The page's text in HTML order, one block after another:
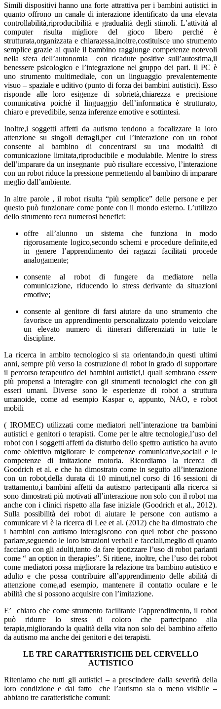
Simili dispositivi hanno una forte attrattiva per i bambini autistici in
quanto offrono un canale di interazione identificato da una elevata
controllabilità,riproducibilità e gradualità degli stimoli. L’attività al
computer risulta migliore del gioco libero perché è
strutturata,organizzata e chiara;essa,inoltre,costituisce uno strumento
semplice grazie al quale il bambino raggiunge competenze notevoli
nella sfera dell’autonomia con ricadute positive sull’autostima,il
benessere psicologico e l’integrazione nel gruppo dei pari. Il PC è
uno strumento multimediale, con un linguaggio prevalentemente
visuo – spaziale e uditivo (punto di forza dei bambini autistici). Esso
risponde alle loro esigenze di sobrietà,chiarezza e precisione
comunicativa poiché il linguaggio dell’informatica è strutturato,
chiaro e prevedibile, senza inferenze emotive e sottintesi.
Inoltre,i soggetti affetti da autismo tendono a focalizzare la loro
attenzione su singoli dettagli,per cui l’interazione con un robot
consente al bambino di concentrarsi su una modalità di
comunicazione limitata,riproducibile e modulabile. Mentre lo stress
dell’imparare da un insegnante può risultare eccessivo, l’interazione
con un robot riduce la pressione permettendo al bambino di imparare
meglio dall’ambiente.
In altre parole , il robot risulta “più semplice” delle persone e per
questo può funzionare come ponte con il mondo esterno. L’utilizzo
dello strumento reca numerosi benefici:
offre all’alunno un sistema che funziona in modo
rigorosamente logico,secondo schemi e procedure definite,ed
in genere l’apprendimento dei ragazzi facilitati procede
analogamente;
consente al robot di fungere da mediatore nella
comunicazione, riducendo lo stress derivante da situazioni
emotive;
consente al genitore di farsi aiutare da uno strumento che
favorisce un apprendimento personalizzato potendo veicolare
un elevato numero di itinerari differenziati in tutte le
discipline.
La ricerca in ambito tecnologico si sta orientando,in questi ultimi
anni, sempre più verso la costruzione di robot in grado di supportare
il percorso terapeutico dei bambini autistici,i quali sembrano essere
più propensi a interagire con gli strumenti tecnologici che con gli
esseri umani. Diverse sono le esperienze di robot a struttura
umanoide, come ad esempio Kaspar o, appunto, NAO, e robot
mobili
( IROMEC) utilizzati come mediatori nell’interazione tra bambini
autistici e genitori o terapisti. Come per le altre tecnologie,l’uso del
robot con i soggetti affetti da disturbo dello spettro autistico ha avuto
come obiettivo migliorare le competenze comunicative,sociali e le
competenze di imitazione motoria. Ricordiamo la ricerca di
Goodrich et al. e che ha dimostrato come in seguito all’interazione
con un robot,della durata di 10 minuti,nel corso di 16 sessioni di
trattamento,i bambini affetti da autismo partecipanti alla ricerca si
sono dimostrati più motivati all’interazione non solo con il robot ma
anche con i clinici rispetto alla fase iniziale (Goodrich et al., 2012).
Sulla possibilità dei robot di aiutare le persone con autismo a
comunicare vi è la ricerca di Lee et al. (2012) che ha dimostrato che
i bambini con autismo interagiscono con quei robot che possono
parlare,seguendo le loro istruzioni verbali e facciali,meglio di quanto
facciano con gli adulti,tanto da fare ipotizzare l’uso di robot parlanti
come “ an option in therapies”. Si ritiene, inoltre, che l’uso dei robot
come mediatori possa migliorare la relazione tra bambino autistico e
adulto e che possa contribuire all’apprendimento delle abilità di
attenzione come,ad esempio, mantenere il contatto oculare e le
abilità che si possono acquisire con l’imitazione.
E’ chiaro che come strumento facilitante l’apprendimento, il robot
può ridurre lo stress di coloro che partecipano alla
terapia,migliorando la qualità della vita non solo del bambino affetto
da autismo ma anche dei genitori e dei terapisti.
LE TRE CARATTERISTICHE DEL CERVELLO
AUTISTICO
Riteniamo che tutti gli autistici – a prescindere dalla severità della
loro condizione e dal fatto che l’autismo sia o meno visibile –
abbiano tre caratteristiche comuni: